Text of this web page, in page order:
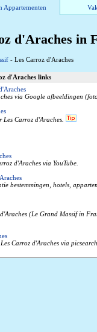
Appartementen
d'Araches in
- Les Carroz d'Araches
d'Araches links
via Google afbeeldingen
Les Carroz d'Araches.
d'Araches via YouTube.
bestemmingen, hotels,
(Le Grand Massif in
Carroz d'Araches via